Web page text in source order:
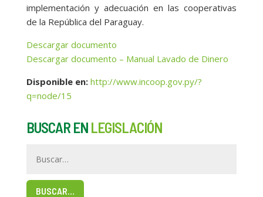
implementación y adecuación en las cooperativas
de la República del Paraguay.
Descargar documento
Descargar documento – Manual Lavado de Dinero
Disponible en: http://www.incoop.gov.py/?
q=node/15
BUSCAR EN LEGISLACIÓN
BUSCAR…